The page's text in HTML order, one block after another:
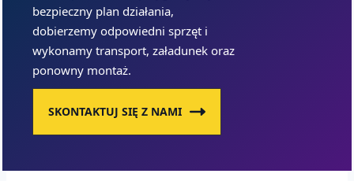
bezpieczny plan działania,
dobierzemy odpowiedni sprzęt i
wykonamy transport, załadunek oraz
ponowny montaż.
SKONTAKTUJ SIĘ Z NAMI